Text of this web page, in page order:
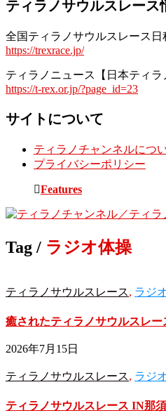
ティラノサウルスレース
全国ティラノサウルスレース日
https://trexrace.jp/
ティラノニュース【日本ティラ
https://t-rex.or.jp/?page_id=23
サイトについて
ティラノチャンネルにつ
プライバシーポリシー
Toggle
&
Features
Tag / ラジオ体操
ティラノサウルスレース, ラジ
癒されたティラノサウルスレー
2026年7月15日
ティラノサウルスレース, ラジ
ティラノサウルスレース IN那